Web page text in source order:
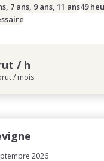
7 ans, 9 ans, 11 ans49
/ h
/ mois
2026